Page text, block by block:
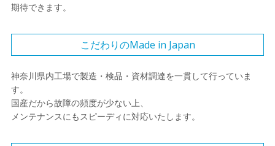
期待できます。
こだわりのMade in Japan
神奈川県内工場で製造・検品・資材調達を一貫して行っていま
す。
国産だから故障の頻度が少ない上、
メンテナンスにもスピーディに対応いたします。